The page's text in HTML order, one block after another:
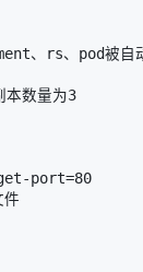
、rs、pod被自
数量为3
port=80